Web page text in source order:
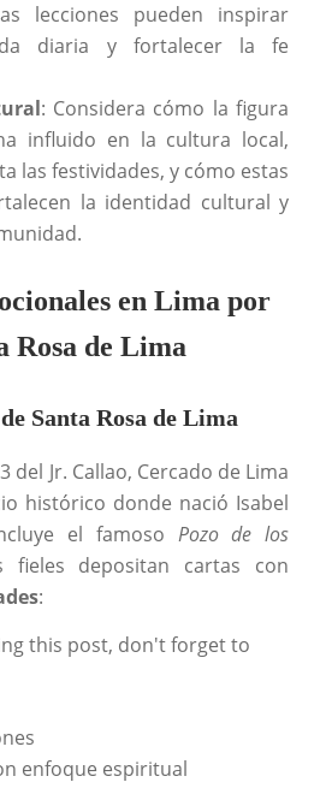
lecciones pueden inspirar
diaria y fortalecer la fe
: Considera cómo la figura
influido en la cultura local,
las festividades, y cómo estas
la identidad cultural y
en Lima por
Rosa de Lima
Santa Rosa de Lima
del Jr. Callao, Cercado de Lima
histórico donde nació Isabel
el famoso Pozo de los
fieles depositan cartas con
:
this post, don't forget to
enfoque espiritual